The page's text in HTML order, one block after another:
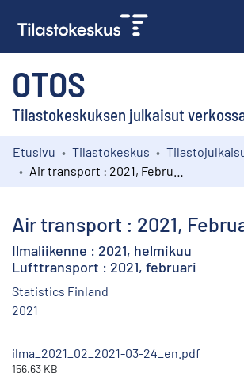
OTOS
Tilastokeskuksen julkaisut
Kokoelmat
Etusivu Tilastokeskus
Air transport : 2021,
Ilmaliikenne : 2021, helmikuu
Lufttransport : 2021, februari
Statistics Finland
2021
ilma_2021_02_2021-03-24_en.pdf
156.63 KB